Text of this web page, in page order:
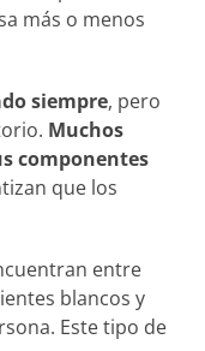
más o menos
siempre, pero
Muchos
componentes
que los
entre
blancos y
Este tipo de